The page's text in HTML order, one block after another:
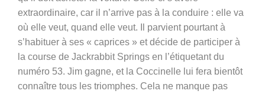
extraordinaire, car il n’arrive pas à la conduire : elle va
où elle veut, quand elle veut. Il parvient pourtant à
s’habituer à ses « caprices » et décide de participer à
la course de Jackrabbit Springs en l’étiquetant du
numéro 53. Jim gagne, et la Coccinelle lui fera bientôt
connaître tous les triomphes. Cela ne manque pas